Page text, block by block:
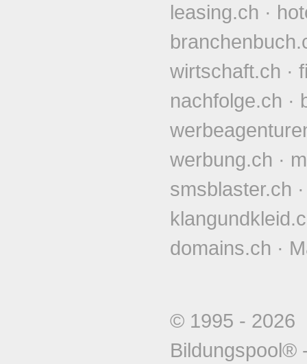
leasing.ch ·
wirtschaft.ch ·
nachfolge.ch ·
werbung.ch ·
smsblaster.ch
domains.ch ·
© 1995 -
Bildungspool®